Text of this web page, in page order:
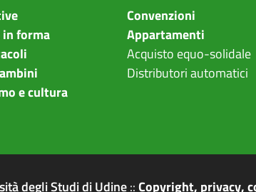
in forma
e cultura
Convenzioni
Appartamenti
Acquisto equo-solidale
Distributori automatici
degli Studi di Udine::Copyright, privacy,